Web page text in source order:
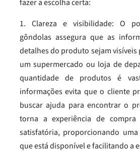
fazer a escolha certa:
1. Clareza e visibilidade: O
gôndolas assegura que as
detalhes do produto sejam visíveis
um supermercado ou loja de
quantidade de produtos é
informações evita que o cliente
buscar ajuda para encontrar o
torna a experiência de
satisfatória, proporcionando
que está disponível e facilitando a